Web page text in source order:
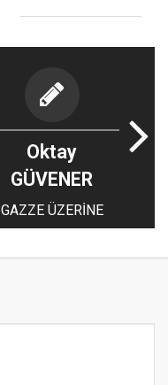
Oktay
GÜVENER
GAZZE ÜZERİNE